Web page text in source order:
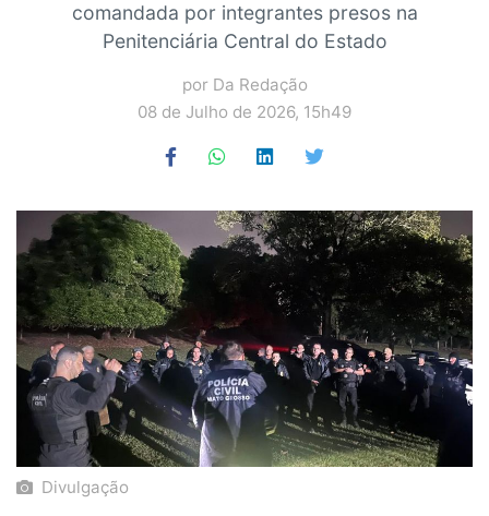
comandada por integrantes presos na
Penitenciária Central do Estado
por Da Redação
08 de Julho de 2026, 15h49
Divulgação